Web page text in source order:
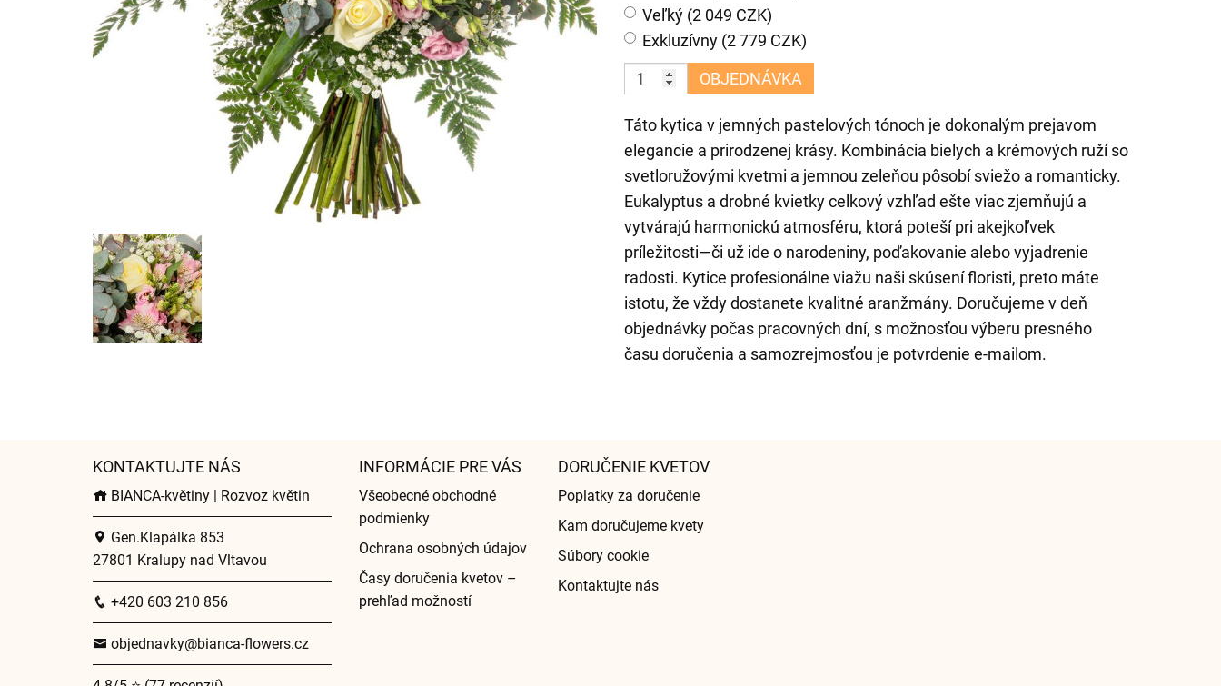
Veľký (2 049 CZK)
Exkluzívny (2 779 CZK)
OBJEDNÁVKA
Táto kytica v jemných pastelových tónoch je dokonalým prejavom
elegancie a prirodzenej krásy. Kombinácia bielych a krémových ruží so
svetloružovými kvetmi a jemnou zeleňou pôsobí sviežo a romanticky.
Eukalyptus a drobné kvietky celkový vzhľad ešte viac zjemňujú a
vytvárajú harmonickú atmosféru, ktorá poteší pri akejkoľvek
príležitosti—či už ide o narodeniny, poďakovanie alebo vyjadrenie
radosti. Kytice profesionálne viažu naši skúsení floristi, preto máte
istotu, že vždy dostanete kvalitné aranžmány. Doručujeme v deň
objednávky počas pracovných dní, s možnosťou výberu presného
času doručenia a samozrejmosťou je potvrdenie e-mailom.
KONTAKTUJTE NÁS
BIANCA-květiny | Rozvoz květin
Gen.Klapálka 853
27801 Kralupy nad Vltavou
+420 603 210 856
objednavky@bianca-flowers.cz
INFORMÁCIE PRE VÁS
Všeobecné obchodné
podmienky
Ochrana osobných údajov
Časy doručenia kvetov –
prehľad možností
DORUČENIE KVETOV
Poplatky za doručenie
Kam doručujeme kvety
Súbory cookie
Kontaktujte nás